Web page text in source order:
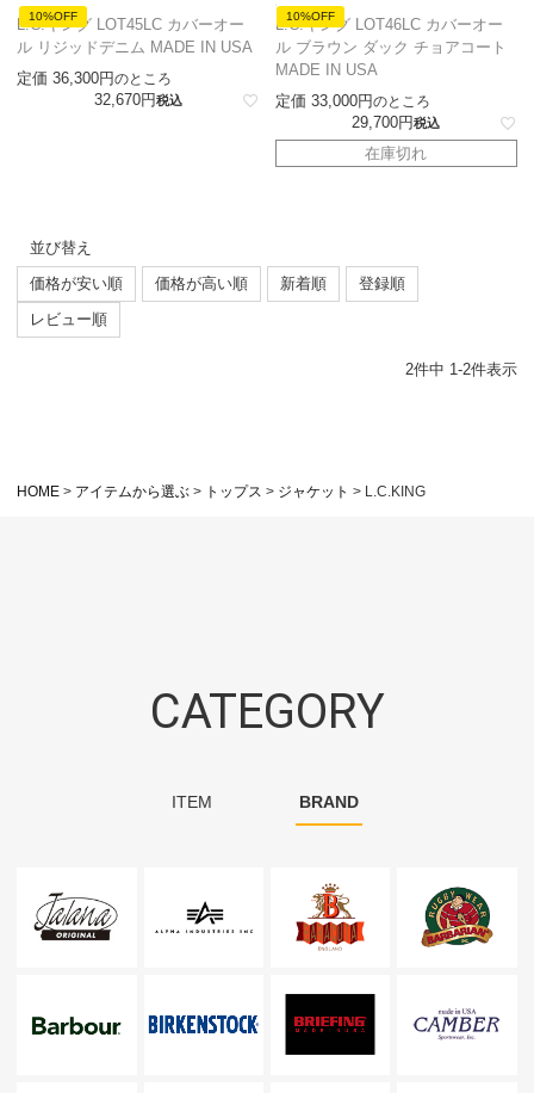
10%OFF
L.C.キング LOT45LC カバーオー
ル リジッドデニム MADE IN USA
定価 36,300 のところ
32,670 税込
10%OFF
L.C.キング LOT46LC カバーオー
ル ブラウン ダック チョアコート
MADE IN USA
定価 33,000 のところ
29,700 税込
在庫切れ
並び替え
価格が安い順
価格が高い順 新着順
登録順
レビュー順
2件中 1-2件表示
HOME アイテムから選ぶ トップス ジャケット L.C.KING
CATEGORY
ITEM BRAND